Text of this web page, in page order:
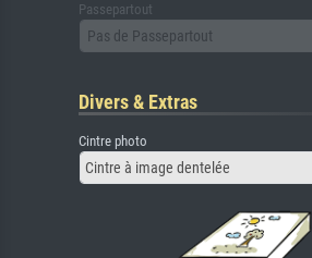
Passepartout
Pas de Passepartout
Divers & Extras
Cintre photo
Cintre à image dentelée